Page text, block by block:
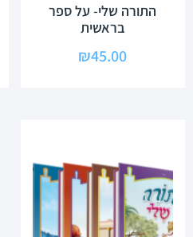
התורה שלי- על ספר
בראשית
₪45.00